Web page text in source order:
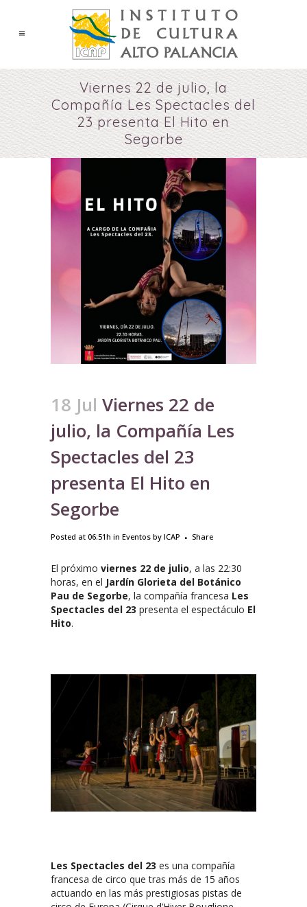
Viernes 22 de julio, la
Compañía Les Spectacles del
23 presenta El Hito en
Segorbe
18 Jul Viernes 22 de
julio, la Compañía Les
Spectacles del 23
presenta El Hito en
Segorbe
Posted at 06:51h in Eventos by ICAP Share
El próximo viernes 22 de julio, a las 22:30
horas, en el Jardín Glorieta del Botánico
Pau de Segorbe, la compañía francesa Les
Spectacles del 23 presenta el espectáculo El
Hito.
Les Spectacles del 23 es una compañía
francesa de circo que tras más de 15 años
actuando en las más prestigiosas pistas de